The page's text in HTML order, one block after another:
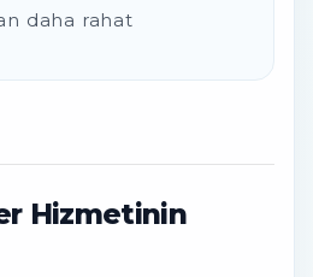
daha rahat
Hizmetinin